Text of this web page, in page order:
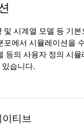
및 시계열 모델 등 기
포에서 시뮬레이션을
등의 사용자 정의 시뮬
습니다.
티브